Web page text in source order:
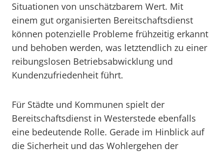
Situationen von unschätzbarem Wert. Mit
einem gut organisierten Bereitschaftsdienst
können potenzielle Probleme frühzeitig erkannt
und behoben werden, was letztendlich zu einer
reibungslosen Betriebsabwicklung und
Kundenzufriedenheit führt.
Für Städte und Kommunen spielt der
Bereitschaftsdienst in Westerstede ebenfalls
eine bedeutende Rolle. Gerade im Hinblick auf
die Sicherheit und das Wohlergehen der